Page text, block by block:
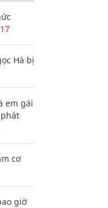
17
Hà bị
em gái
cơ
giờ